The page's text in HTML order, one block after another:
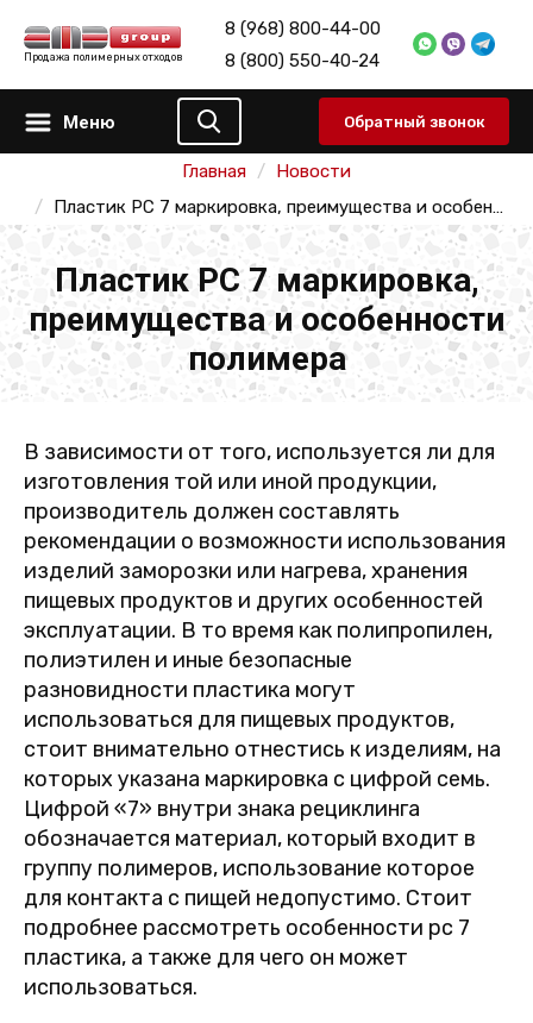
Продажа полимерных отходов
8 (968) 800-44-00
8 (800) 550-40-24
Меню Обратный звонок
Главная
Новости
Пластик PC 7 маркировка, преимущества и особенности полимера
Пластик PC 7 маркировка,
преимущества и особенности
полимера
В зависимости от того, используется ли для
изготовления той или иной продукции,
производитель должен составлять
рекомендации о возможности использования
изделий заморозки или нагрева, хранения
пищевых продуктов и других особенностей
эксплуатации. В то время как полипропилен,
полиэтилен и иные безопасные
разновидности пластика могут
использоваться для пищевых продуктов,
стоит внимательно отнестись к изделиям, на
которых указана маркировка с цифрой семь.
Цифрой «7» внутри знака рециклинга
обозначается материал, который входит в
группу полимеров, использование которое
для контакта с пищей недопустимо. Стоит
подробнее рассмотреть особенности pc 7
пластика, а также для чего он может
использоваться.